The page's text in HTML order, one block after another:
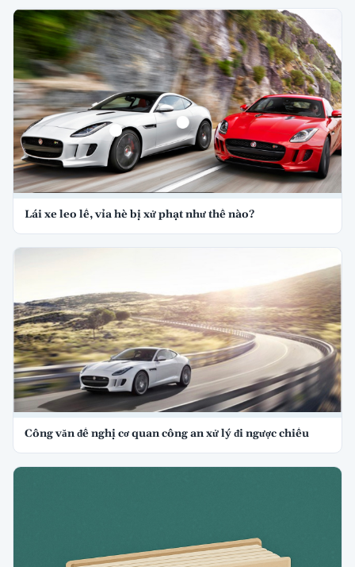
Lái xe leo lề, vỉa hè bị xử phạt như thế nào?
Công văn đề nghị cơ quan công an xử lý đi ngược chiều